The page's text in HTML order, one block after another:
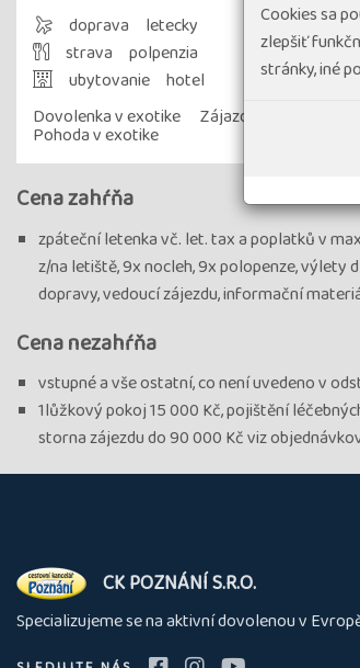
doprava
letecky
strava
polpenzia
ubytovanie hotel
Dovolenka v exotike
Zájazdy v malých
Pohoda v exotike
Cena zahŕňa
zpáteční letenka vč. let. tax a poplatků v
z/na letiště, 9x nocleh, 9x polopenze, výlety
dopravy, vedoucí zájezdu, informační
Cena nezahŕňa
vstupné a vše ostatní, co není uvedeno v
1lůžkový pokoj 15 000 Kč, pojištění
storna zájezdu do 90 000 Kč viz
O
nás
CK POZNÁNÍ S.R.O.
Specializujeme se na aktivní dovolenou v
Cookies sa
zlepšiť
stránky, iné